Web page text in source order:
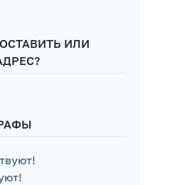
ИЛИ